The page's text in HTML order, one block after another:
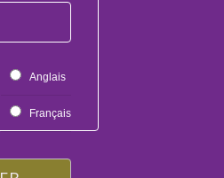
Anglais
Français